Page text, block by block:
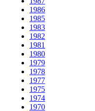
1986
1985
1983
1982
1981
1980
1979
1978
1977
1975
1974
1970